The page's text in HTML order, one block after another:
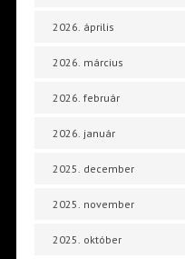
2026. április
2026. március
2026. február
2026. január
2025. december
2025. november
2025. október